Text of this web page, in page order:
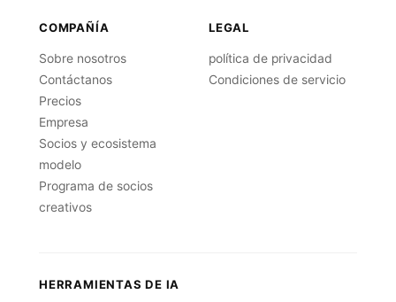
COMPAÑÍA
Sobre nosotros
Contáctanos
Precios
Empresa
Socios y ecosistema
modelo
Programa de socios
creativos
LEGAL
política de privacidad
Condiciones de servicio
HERRAMIENTAS DE IA